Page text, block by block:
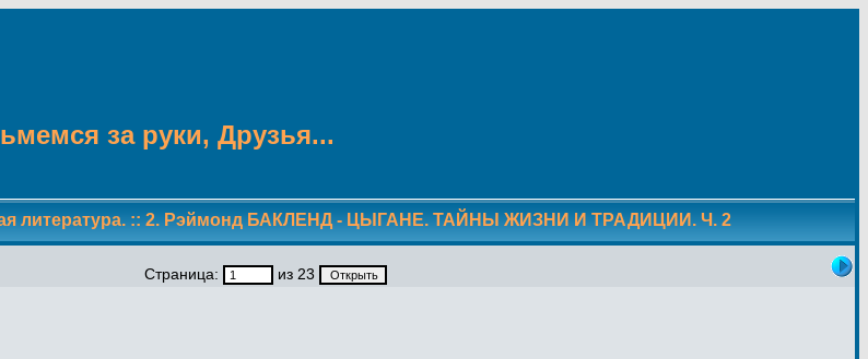
за руки, Друзья...
литература. :: 2. Рэймонд БАКЛЕНД - ЦЫГАНЕ. ТАЙНЫ ЖИЗНИ И ТРАДИЦИИ. Ч. 2
Страница: из 23